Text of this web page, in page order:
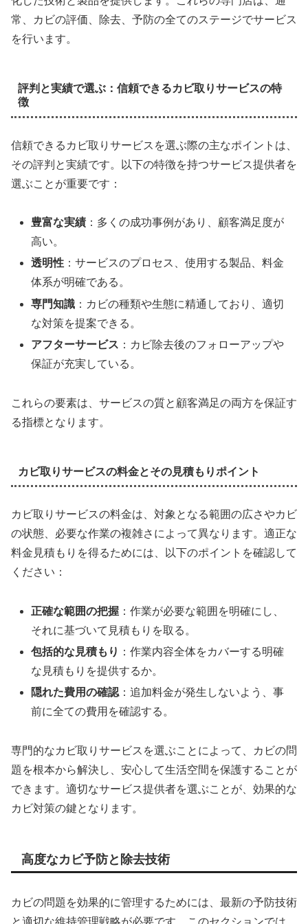
常、カビの評価、除去、予防の全てのステージでサービス
を行います。
評判と実績で選ぶ：信頼できるカビ取りサービスの特
徴
信頼できるカビ取りサービスを選ぶ際の主なポイントは、
その評判と実績です。以下の特徴を持つサービス提供者を
選ぶことが重要です：
豊富な実績 ：多くの成功事例があり、顧客満足度が
高い。
透明性 ：サービスのプロセス、使用する製品、料金
体系が明確である。
専門知識 ：カビの種類や生態に精通しており、適切
な対策を提案できる。
アフターサービス ：カビ除去後のフォローアップや
保証が充実している。
これらの要素は、サービスの質と顧客満足の両方を保証す
る指標となります。
カビ取りサービスの料金とその見積もりポイント
カビ取りサービスの料金は、対象となる範囲の広さやカビ
の状態、必要な作業の複雑さによって異なります。適正な
料金見積もりを得るためには、以下のポイントを確認して
ください：
正確な範囲の把握 ：作業が必要な範囲を明確にし、
それに基づいて見積もりを取る。
包括的な見積もり ：作業内容全体をカバーする明確
な見積もりを提供するか。
隠れた費用の確認 ：追加料金が発生しないよう、事
前に全ての費用を確認する。
専門的なカビ取りサービスを選ぶことによって、カビの問
題を根本から解決し、安心して生活空間を保護することが
できます。適切なサービス提供者を選ぶことが、効果的な
カビ対策の鍵となります。
高度なカビ予防と除去技術
カビの問題を効果的に管理するためには、最新の予防技術